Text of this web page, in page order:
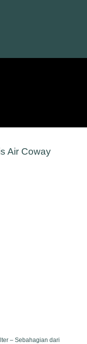
Air Coway
– Sebahagian dari